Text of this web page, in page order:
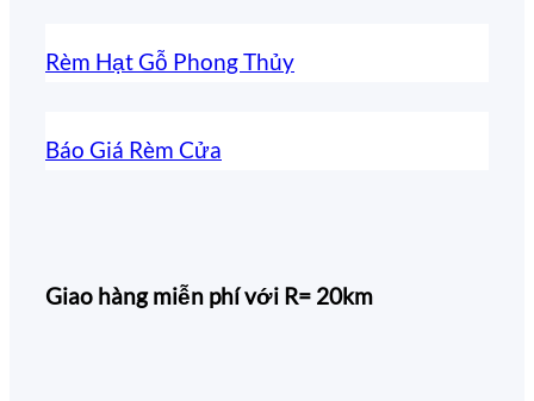
Rèm Hạt Gỗ Phong Thủy
Báo Giá Rèm Cửa
Giao hàng miễn phí với R= 20km